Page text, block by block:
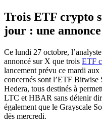
Trois ETF crypto
jour : une
Ce lundi 27 octobre,
annoncé sur X que trois ETF
lancement prévu ce mardi aux
concernés sont l’ETF
Hedera, tous destinés à
LTC et HBAR sans détenir
également que le Grayscale
dès mercredi.